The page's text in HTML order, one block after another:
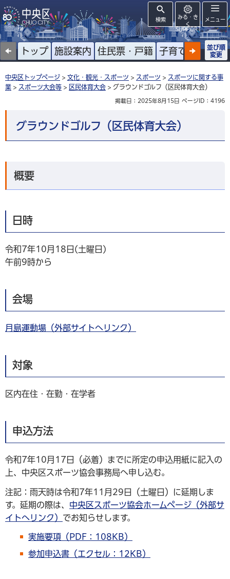
検索
みる・き
く
SUPPORT
メニュー
トップ 施設案内 住民票・戸籍 子育て 高齢者
並び順
変更
中央区トップページ > 文化・観光・スポーツ > スポーツ > スポーツに関する事
業 > スポーツ大会等 > 区民体育大会 > グラウンドゴルフ（区民体育大会）
掲載日：2025年8月15日 ページID：4196
グラウンドゴルフ（区民体育大会）
概要
日時
令和7年10月18日(土曜日)
午前9時から
会場
月島運動場（外部サイトへリンク）
対象
区内在住・在勤・在学者
申込方法
令和7年10月17日（必着）までに所定の申込用紙に記入の
上、中央区スポーツ協会事務局へ申し込む。
注記：雨天時は令和7年11月29日（土曜日）に延期しま
す。延期の際は、 中央区スポーツ協会ホームページ（外部サ
イトへリンク） でお知らせします。
実施要項（PDF：108KB）
参加申込書（エクセル：12KB）